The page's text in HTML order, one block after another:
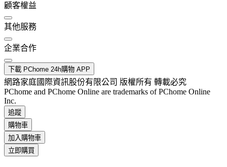
顧客權益
其他服務
企業合作
下載 PChome 24h購物 APP
網路家庭國際資訊股份有限公司 版權所有 轉載必究
PChome and PChome Online are trademarks of PChome Online
Inc.
追蹤
購物車
加入購物車
立即購買